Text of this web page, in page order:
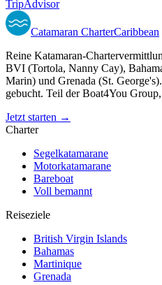
TripAdvisor
Catamaran CharterCaribbean
Reine Katamaran-
BVI (Tortola, Nanny Cay),
Marin) und Grenada (St.
gebucht. Teil der Boat4You
Jetzt starten →
Charter
Segelkatamarane
Motorkatamarane
Bareboat
Voll bemannt
Reiseziele
British Virgin Islands
Bahamas
Martinique
Grenada